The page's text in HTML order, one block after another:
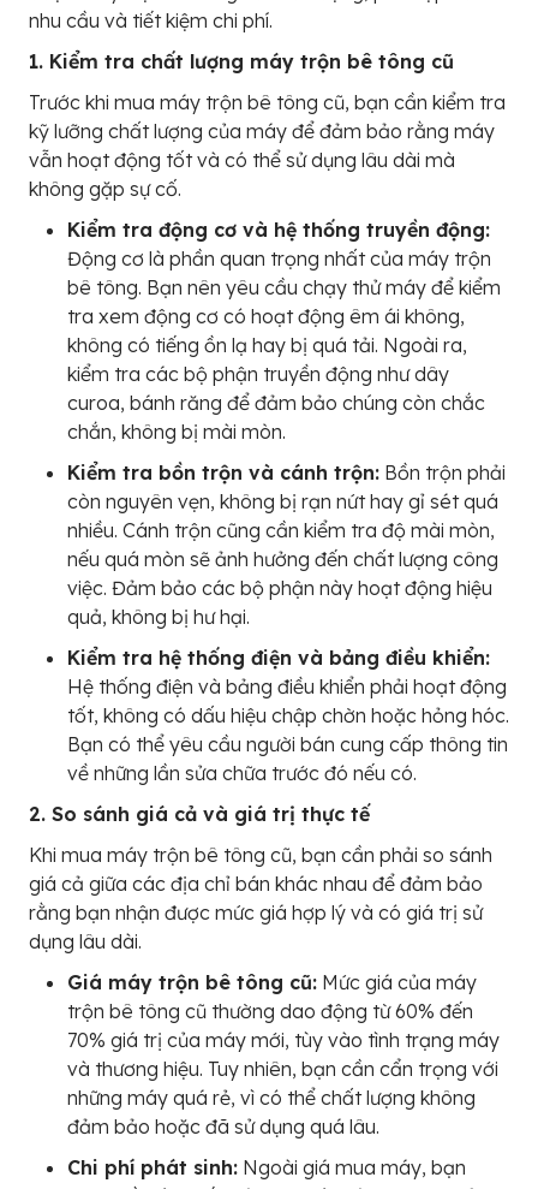
nhu cầu và tiết kiệm chi phí.
1. Kiểm tra chất lượng máy trộn bê tông cũ
Trước khi mua máy trộn bê tông cũ, bạn cần kiểm tra
kỹ lưỡng chất lượng của máy để đảm bảo rằng máy
vẫn hoạt động tốt và có thể sử dụng lâu dài mà
không gặp sự cố.
Kiểm tra động cơ và hệ thống truyền động:
Động cơ là phần quan trọng nhất của máy trộn
bê tông. Bạn nên yêu cầu chạy thử máy để kiểm
tra xem động cơ có hoạt động êm ái không,
không có tiếng ồn lạ hay bị quá tải. Ngoài ra,
kiểm tra các bộ phận truyền động như dây
curoa, bánh răng để đảm bảo chúng còn chắc
chắn, không bị mài mòn.
Kiểm tra bồn trộn và cánh trộn: Bồn trộn phải
còn nguyên vẹn, không bị rạn nứt hay gỉ sét quá
nhiều. Cánh trộn cũng cần kiểm tra độ mài mòn,
nếu quá mòn sẽ ảnh hưởng đến chất lượng công
việc. Đảm bảo các bộ phận này hoạt động hiệu
quả, không bị hư hại.
Kiểm tra hệ thống điện và bảng điều khiển:
Hệ thống điện và bảng điều khiển phải hoạt động
tốt, không có dấu hiệu chập chờn hoặc hỏng hóc.
Bạn có thể yêu cầu người bán cung cấp thông tin
về những lần sửa chữa trước đó nếu có.
2. So sánh giá cả và giá trị thực tế
Khi mua máy trộn bê tông cũ, bạn cần phải so sánh
giá cả giữa các địa chỉ bán khác nhau để đảm bảo
rằng bạn nhận được mức giá hợp lý và có giá trị sử
dụng lâu dài.
Giá máy trộn bê tông cũ: Mức giá của máy
trộn bê tông cũ thường dao động từ 60% đến
70% giá trị của máy mới, tùy vào tình trạng máy
và thương hiệu. Tuy nhiên, bạn cần cẩn trọng với
những máy quá rẻ, vì có thể chất lượng không
đảm bảo hoặc đã sử dụng quá lâu.
Chi phí phát sinh: Ngoài giá mua máy, bạn